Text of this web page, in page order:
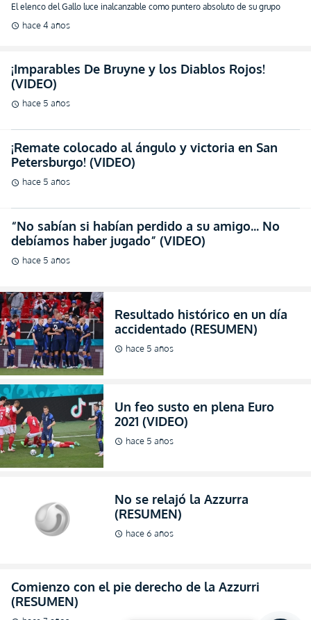
El elenco del Gallo luce inalcanzable como puntero absoluto de su grupo
schedule hace 4 años
¡Imparables De Bruyne y los Diablos Rojos!
(VIDEO)
schedule hace 5 años
¡Remate colocado al ángulo y victoria en San
Petersburgo! (VIDEO)
schedule hace 5 años
“No sabían si habían perdido a su amigo… No
debíamos haber jugado” (VIDEO)
schedule hace 5 años
Resultado histórico en un día
accidentado (RESUMEN)
schedule hace 5 años
Un feo susto en plena Euro
2021 (VIDEO)
schedule hace 5 años
No se relajó la Azzurra
(RESUMEN)
schedule hace 6 años
Comienzo con el pie derecho de la Azzurri
(RESUMEN)